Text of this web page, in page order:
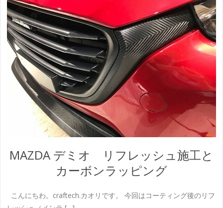
MAZDA デミオ リフレッシュ施工と
カーボンラッピング
こんにちわ。craftech.カオリです。 今回はコーティング後のリフ